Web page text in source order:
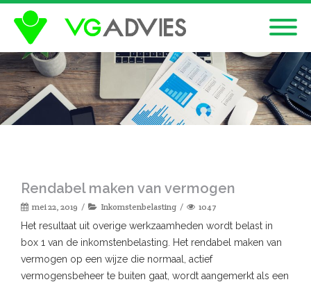
Rendabel maken van vermogen
mei 22, 2019 Inkomstenbelasting 1047
Het resultaat uit overige werkzaamheden wordt belast in
box 1 van de inkomstenbelasting. Het rendabel maken van
vermogen op een wijze die normaal, actief
vermogensbeheer te buiten gaat, wordt aangemerkt als een